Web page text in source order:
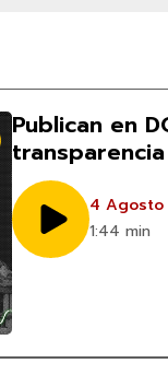
Publican en
transparencia
4 Agosto
1:44 min